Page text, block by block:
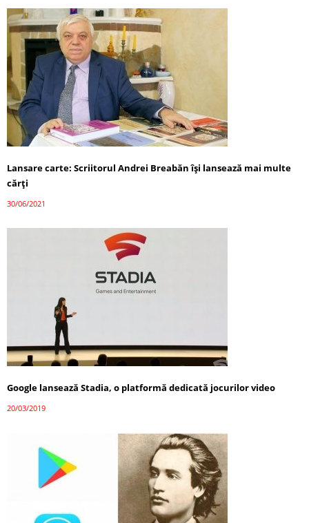
Lansare carte: Scriitorul Andrei Breabăn își lansează mai multe
cărți
30/06/2021
Google lansează Stadia, o platformă dedicată jocurilor video
20/03/2019